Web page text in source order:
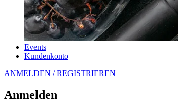
Events
Kundenkonto
ANMELDEN / REGISTRIEREN
Anmelden